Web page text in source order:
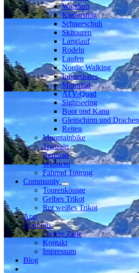
Wandern
Klettersteig
Schneeschuh
Skitouren
Langlauf
Rodeln
Laufen
Nordic Walking
Inlineskates
Motorrad
ATV-Quad
Sightseeing
Boot und Kanu
Gleitschirm und Drachen
Reiten
Mountainbike
Transalp
Rennrad
Wandern
Fahrrad Touring
Community
Tourenkönige
Gelbes Trikot
Rot weißes Trikot
App
Über uns
Unsere Ziele
Kontakt
Impressum
Blog